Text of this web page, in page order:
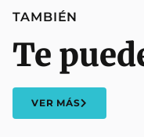
TAMBIÉN
Te
VER MÁS